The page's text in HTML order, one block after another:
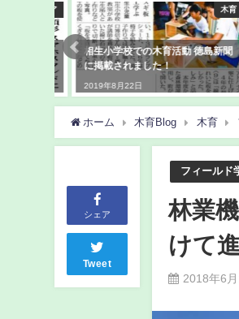
木育
相生小学校での木育活動 徳島新聞
に掲載されました！
2019年8月22日
ホーム 木育Blog 木育
シェア
Tweet
フィールド
林業
けて
2018年6月